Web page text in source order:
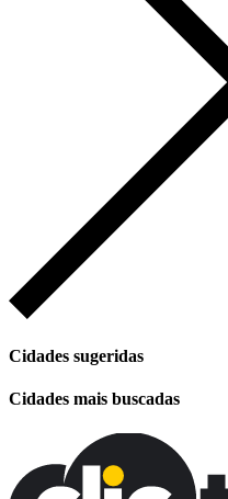
Cidades sugeridas
Cidades mais buscadas